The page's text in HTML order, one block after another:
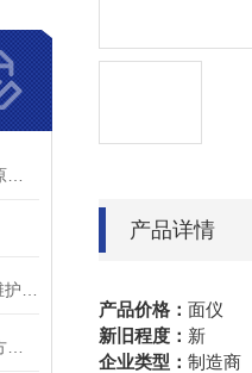
产品详情
产品价格： 面仪
新旧程度： 新
企业类型： 制造商